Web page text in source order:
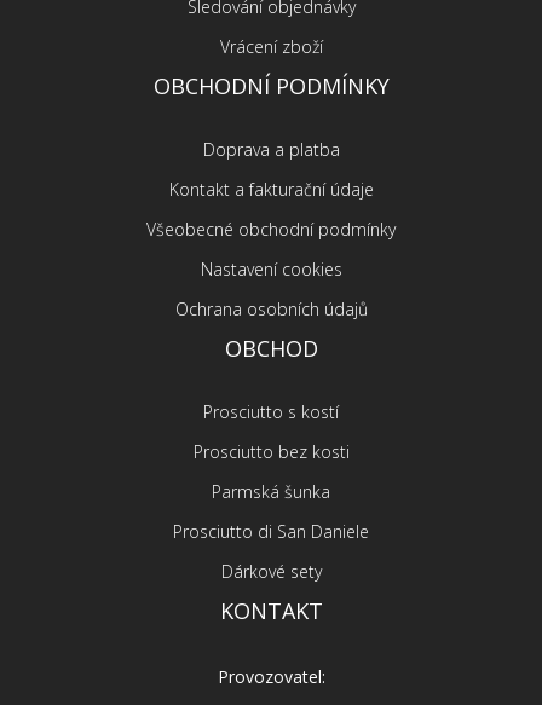
Sledování objednávky
Vrácení zboží
OBCHODNÍ PODMÍNKY
Doprava a platba
Kontakt a fakturační údaje
Všeobecné obchodní podmínky
Nastavení cookies
Ochrana osobních údajů
OBCHOD
Prosciutto s kostí
Prosciutto bez kosti
Parmská šunka
Prosciutto di San Daniele
Dárkové sety
KONTAKT
Provozovatel: